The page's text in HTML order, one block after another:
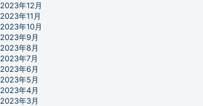
2023年12月
2023年11月
2023年10月
2023年9月
2023年8月
2023年7月
2023年6月
2023年5月
2023年4月
2023年3月